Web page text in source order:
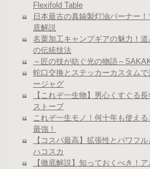
Flexifold Table
日本最古の真鍮製灯油バーナー
底解説
名栗加工キャンプギアの魅力！
の伝統技法
～匠の技が紡ぐ光の物語～
蛇口交換とステッカーカスタム
ージャグ
【これぞ一生物】男心くすぐる
ストーブ
これぞ一生モノ！何十年も使え
最強！
【コスパ最高】拡張性とパワフ
ハコスカ
【徹底解説】知っておくべき！